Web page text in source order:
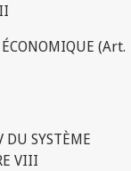
ÉCONOMIQUE (Art.
SYSTÈME
VIII